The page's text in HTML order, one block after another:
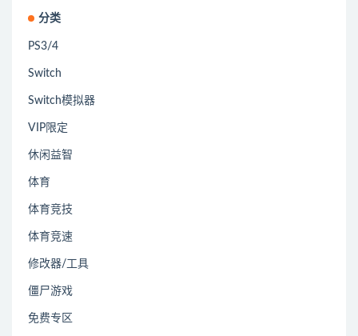
分类
PS3/4
Switch
Switch模拟器
VIP限定
休闲益智
体育
体育竞技
体育竞速
修改器/工具
僵尸游戏
免费专区